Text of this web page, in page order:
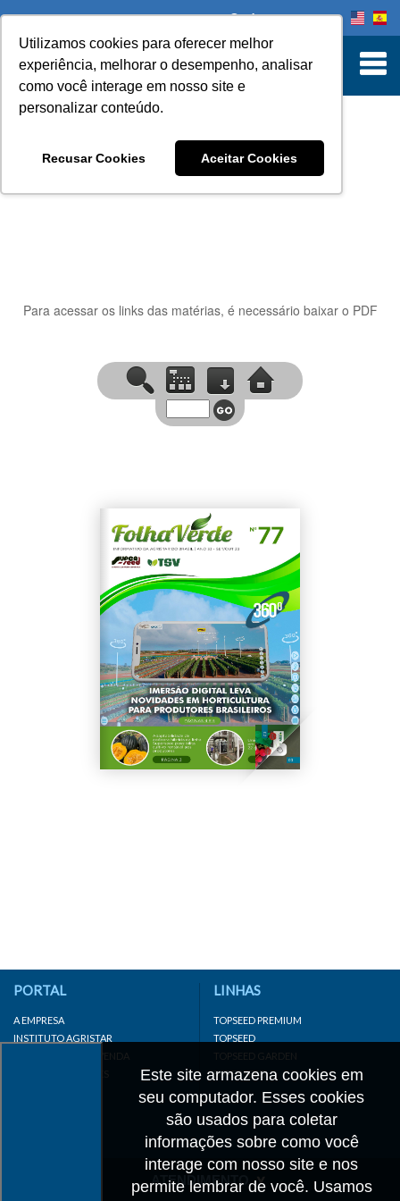
Utilizamos cookies para oferecer melhor
experiência, melhorar o desempenho, analisar
como você interage em nosso site e
personalizar conteúdo.
Recusar Cookies Aceitar Cookies
Onde comprar
INFORMATIVO
Para acessar os links das matérias, é necessário baixar o PDF
Este site armazena cookies em
seu computador. Esses cookies
são usados para coletar
informações sobre como você
interage com nosso site e nos
permite lembrar de você. Usamos
PORTAL
A EMPRESA
INSTITUTO AGRISTAR
DISTRIBUIDOR/REVENDA
LINKS IMPORTANTES
LINHAS
TOPSEED PREMIUM
TOPSEED
TOPSEED GARDEN
SUPERSEED
ATENDIMENTO